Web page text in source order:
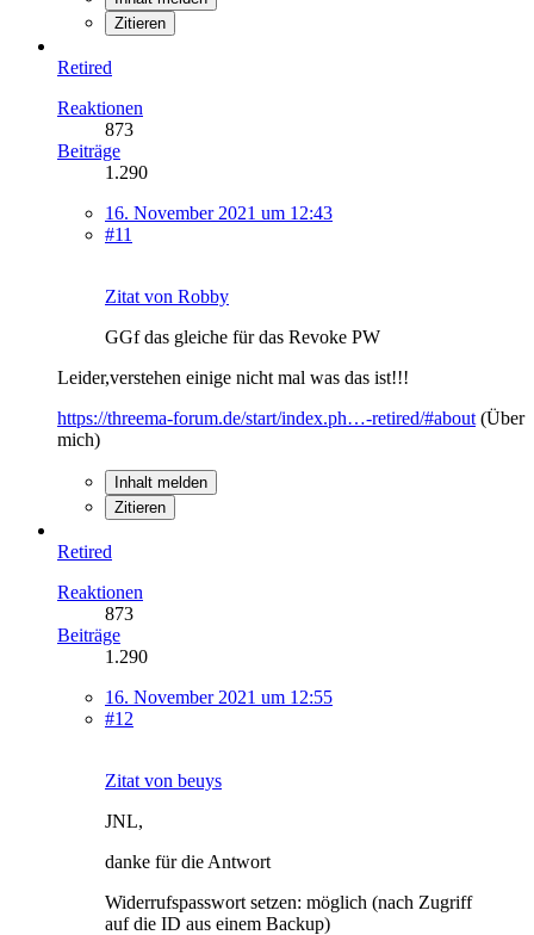
Zitieren
Retired
Reaktionen
873
Beiträge
1.290
16. November 2021 um 12:43
#11
Zitat von Robby
GGf das gleiche für das Revoke PW
Leider,verstehen einige nicht mal was das ist!!!
https://threema-forum.de/start/index.ph…-retired/#about (Über
mich)
Inhalt melden
Zitieren
Retired
Reaktionen
873
Beiträge
1.290
16. November 2021 um 12:55
#12
Zitat von beuys
JNL,
danke für die Antwort
Widerrufspasswort setzen: möglich (nach Zugriff
auf die ID aus einem Backup)